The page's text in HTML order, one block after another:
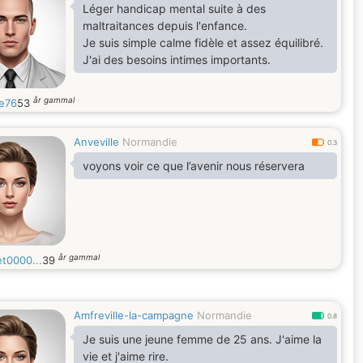
Léger handicap mental suite à des
maltraitances depuis l'enfance.
Je suis simple calme fidèle et assez équilibré.
J'ai des besoins intimes importants.
53 år gammal
Anveville Normandie 0.3
voyons voir ce que l’avenir nous réservera
39 år gammal
Amfreville-la-campagne Normandie 0.8
Je suis une jeune femme de 25 ans. J'aime la
vie et j'aime rire.